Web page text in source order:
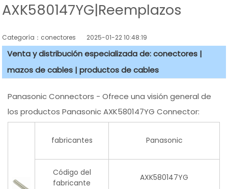
AXK580147YG|Reemplazos
Categoría：conectores 2025-01-22 10:48:19
Venta y distribución especializada de: conectores |
mazos de cables | productos de cables
Panasonic Connectors - Ofrece una visión general de
los productos Panasonic AXK580147YG Connector:
fabricantes Panasonic
Código del
fabricante
AXK580147YG